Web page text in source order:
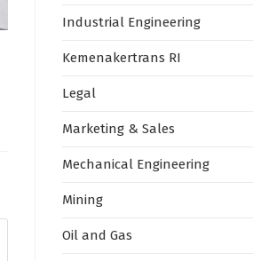
Industrial Engineering
Kemenakertrans RI
Legal
Marketing & Sales
Mechanical Engineering
Mining
Oil and Gas